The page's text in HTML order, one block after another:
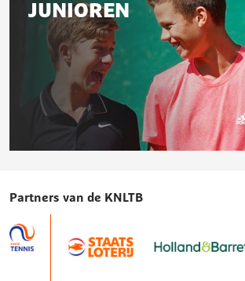
JUNIOREN
Partners van de KNLTB